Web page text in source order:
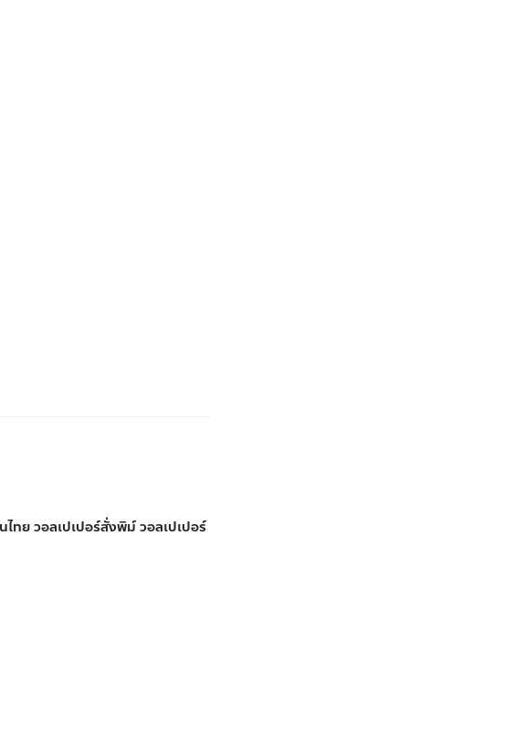
ทย วอลเปเปอร์สั่งพิม์ วอลเปเปอร์